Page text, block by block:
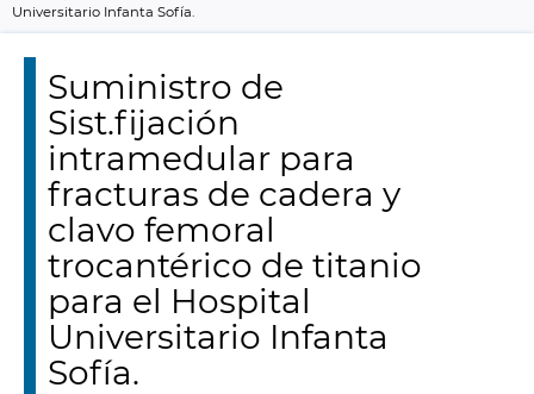
Universitario Infanta Sofía.
Suministro de
Sist.fijación
intramedular para
fracturas de cadera y
clavo femoral
trocantérico de titanio
para el Hospital
Universitario Infanta
Sofía.